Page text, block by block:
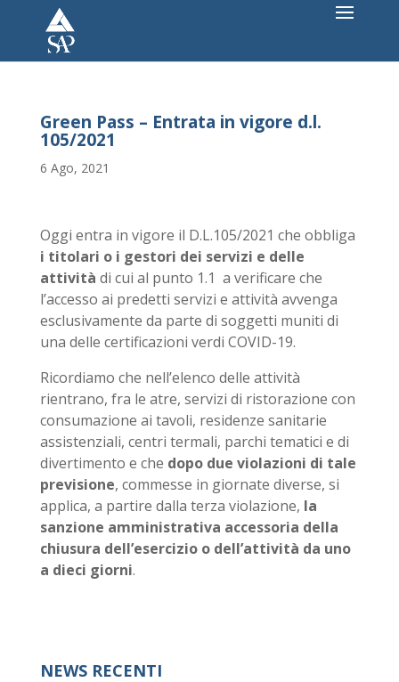
Green Pass – Entrata in vigore d.l.
105/2021
6 Ago, 2021
Oggi entra in vigore il D.L.105/2021 che obbliga
i titolari o i gestori dei servizi e delle
attività di cui al punto 1.1 a verificare che
l’accesso ai predetti servizi e attività avvenga
esclusivamente da parte di soggetti muniti di
una delle certificazioni verdi COVID-19.
Ricordiamo che nell’elenco delle attività
rientrano, fra le atre, servizi di ristorazione con
consumazione ai tavoli, residenze sanitarie
assistenziali, centri termali, parchi tematici e di
divertimento e che dopo due violazioni di tale
previsione, commesse in giornate diverse, si
applica, a partire dalla terza violazione, la
sanzione amministrativa accessoria della
chiusura dell’esercizio o dell’attività da uno
a dieci giorni.
NEWS RECENTI